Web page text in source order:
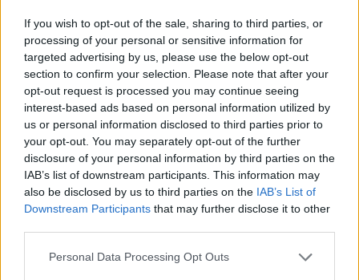
If you wish to opt-out of the sale, sharing to third parties, or
processing of your personal or sensitive information for
targeted advertising by us, please use the below opt-out
section to confirm your selection. Please note that after your
opt-out request is processed you may continue seeing
interest-based ads based on personal information utilized by
us or personal information disclosed to third parties prior to
your opt-out. You may separately opt-out of the further
disclosure of your personal information by third parties on the
IAB’s list of downstream participants. This information may
also be disclosed by us to third parties on the IAB’s List of
Downstream Participants that may further disclose it to other
Personal Data Processing Opt Outs
Vártam az egy tápost, mint anno a fél 7- es füredi járatot.
Majdnem írtam, hogy Kínában mennyi lehet az idő,
de vissza léptem és láttam, hogy a szuper táp akciót
olvastam el akciós napnak.
cili53 ,koko.54,szellorozsaés4 máskedveli ezt.
Fätum